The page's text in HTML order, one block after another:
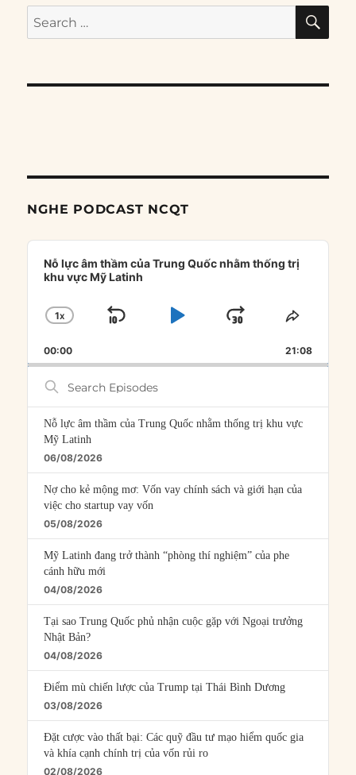
Search
for:
NGHE PODCAST NCQT
Audio
Player
Nỗ lực âm thầm của Trung Quốc nhằm thống trị
khu vực Mỹ Latinh
CHANGE
RATE
1X
SKIP
PLAYJUMP
FORWARD
SHARE
00:00 21:08
Search
Episodes
Nỗ lực âm thầm của Trung Quốc nhằm thống trị khu vực
Mỹ Latinh
06/08/2026
Nợ cho kẻ mộng mơ: Vốn vay chính sách và giới hạn của
việc cho startup vay vốn
05/08/2026
Mỹ Latinh đang trở thành “phòng thí nghiệm” của phe
cánh hữu mới
04/08/2026
Tại sao Trung Quốc phủ nhận cuộc gặp với Ngoại trưởng
Nhật Bản?
04/08/2026
Điểm mù chiến lược của Trump tại Thái Bình Dương
03/08/2026
Đặt cược vào thất bại: Các quỹ đầu tư mạo hiểm quốc gia
và khía cạnh chính trị của vốn rủi ro
02/08/2026